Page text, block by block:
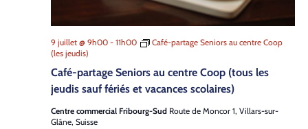
Café-partage Seniors au centre Coop (tous les
jeudis sauf fériés et vacances scolaires)
9 juillet @ 9h00- 11h00
Café-partage Seniors au centre Coop
(les jeudis)
Centre commercial Fribourg-Sud Route de Moncor 1, Villars-sur-
Glâne, Suisse